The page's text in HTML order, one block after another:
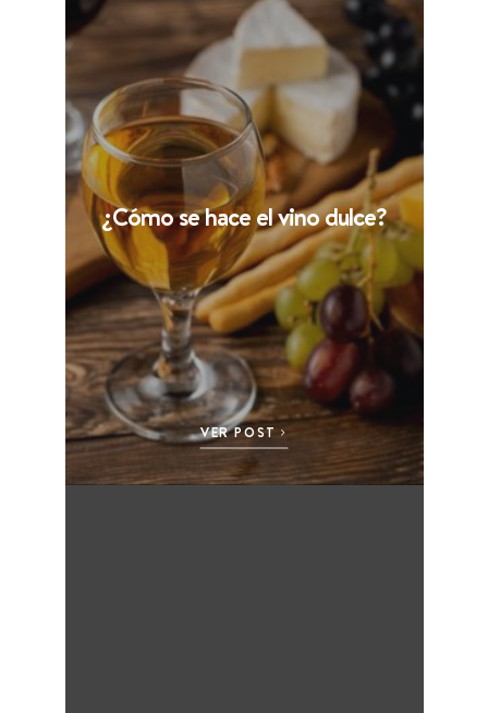
¿Cómo se hace el vino dulce?
VER POST